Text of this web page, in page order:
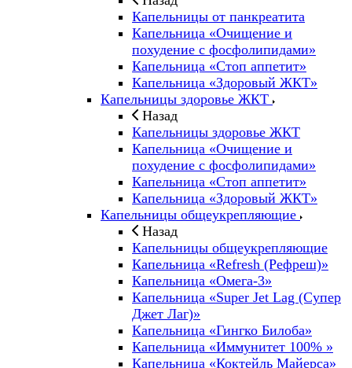
Капельницы от панкреатита
Капельница «Очищение и
похудение с фосфолипидами»
Капельница «Стоп аппетит»
Капельница «Здоровый ЖКТ»
Капельницы здоровье ЖКТ
Назад
Капельницы здоровье ЖКТ
Капельница «Очищение и
похудение с фосфолипидами»
Капельница «Стоп аппетит»
Капельница «Здоровый ЖКТ»
Капельницы общеукрепляющие
Назад
Капельницы общеукрепляющие
Капельница «Refresh (Рефреш)»
Капельница «Омега-3»
Капельница «Super Jet Lag (Супер
Джет Лаг)»
Капельница «Гингко Билоба»
Капельница «Иммунитет 100% »
Капельница «Коктейль Майерса»